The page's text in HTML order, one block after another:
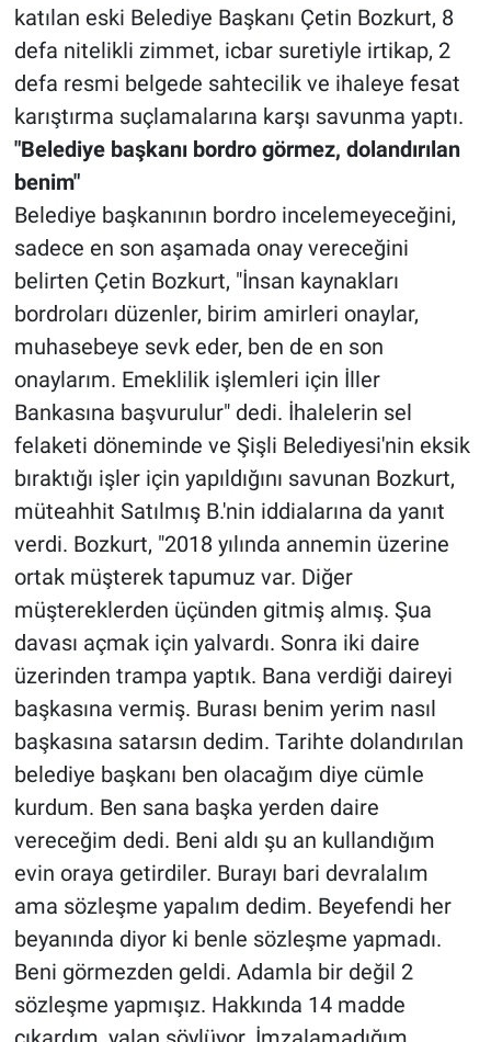
katılan eski Belediye Başkanı Çetin Bozkurt, 8
defa nitelikli zimmet, icbar suretiyle irtikap, 2
defa resmi belgede sahtecilik ve ihaleye fesat
karıştırma suçlamalarına karşı savunma yaptı.
"Belediye başkanı bordro görmez, dolandırılan
benim"
Belediye başkanının bordro incelemeyeceğini,
sadece en son aşamada onay vereceğini
belirten Çetin Bozkurt, "İnsan kaynakları
bordroları düzenler, birim amirleri onaylar,
muhasebeye sevk eder, ben de en son
onaylarım. Emeklilik işlemleri için İller
Bankasına başvurulur" dedi. İhalelerin sel
felaketi döneminde ve Şişli Belediyesi'nin eksik
bıraktığı işler için yapıldığını savunan Bozkurt,
müteahhit Satılmış B.'nin iddialarına da yanıt
verdi. Bozkurt, "2018 yılında annemin üzerine
ortak müşterek tapumuz var. Diğer
müştereklerden üçünden gitmiş almış. Şua
davası açmak için yalvardı. Sonra iki daire
üzerinden trampa yaptık. Bana verdiği daireyi
başkasına vermiş. Burası benim yerim nasıl
başkasına satarsın dedim. Tarihte dolandırılan
belediye başkanı ben olacağım diye cümle
kurdum. Ben sana başka yerden daire
vereceğim dedi. Beni aldı şu an kullandığım
evin oraya getirdiler. Burayı bari devralalım
ama sözleşme yapalım dedim. Beyefendi her
beyanında diyor ki benle sözleşme yapmadı.
Beni görmezden geldi. Adamla bir değil 2
sözleşme yapmışız. Hakkında 14 madde